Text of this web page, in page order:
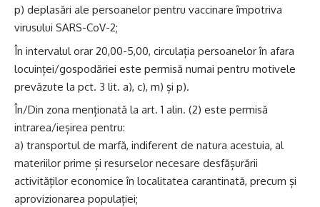
p) deplasări ale persoanelor pentru vaccinare împotriva
virusului SARS-CoV-2;
În intervalul orar 20,00-5,00, circulația persoanelor în afara
locuinței/gospodăriei este permisă numai pentru motivele
prevăzute la pct. 3 lit. a), c), m) și p).
În/Din zona menționată la art. 1 alin. (2) este permisă
intrarea/ieșirea pentru:
a) transportul de marfă, indiferent de natura acestuia, al
materiilor prime și resurselor necesare desfășurării
activităților economice în localitatea carantinată, precum și
aprovizionarea populației;